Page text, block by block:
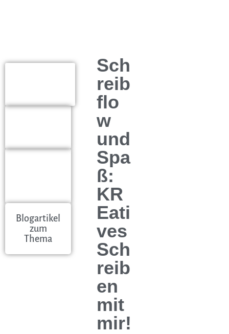
Blogartikel
zum
Thema
Sch
reib
flo
w
und
Spa
ß:
KR
Eati
ves
Sch
reib
en
mit
mir!